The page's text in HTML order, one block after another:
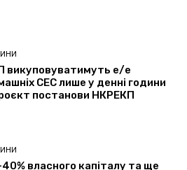
викуповуватимуть е/е
СЕС лише у денні години
постанови НКРЕКП
власного капіталу та ще